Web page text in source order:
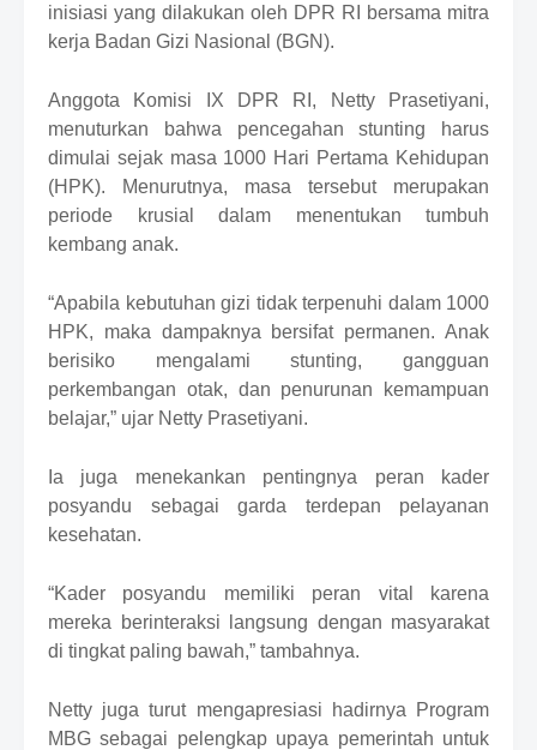
inisiasi yang dilakukan oleh DPR RI bersama mitra
kerja Badan Gizi Nasional (BGN).
Anggota Komisi IX DPR RI, Netty Prasetiyani,
menuturkan bahwa pencegahan stunting harus
dimulai sejak masa 1000 Hari Pertama Kehidupan
(HPK). Menurutnya, masa tersebut merupakan
periode krusial dalam menentukan tumbuh
kembang anak.
“Apabila kebutuhan gizi tidak terpenuhi dalam 1000
HPK, maka dampaknya bersifat permanen. Anak
berisiko mengalami stunting, gangguan
perkembangan otak, dan penurunan kemampuan
belajar,” ujar Netty Prasetiyani.
Ia juga menekankan pentingnya peran kader
posyandu sebagai garda terdepan pelayanan
kesehatan.
“Kader posyandu memiliki peran vital karena
mereka berinteraksi langsung dengan masyarakat
di tingkat paling bawah,” tambahnya.
Netty juga turut mengapresiasi hadirnya Program
MBG sebagai pelengkap upaya pemerintah untuk